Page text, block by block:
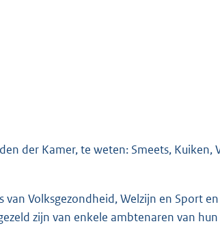
der Kamer, te weten: Smeets,
van Volksgezondheid, Welzijn en Sport
zijn van enkele ambtenaren van